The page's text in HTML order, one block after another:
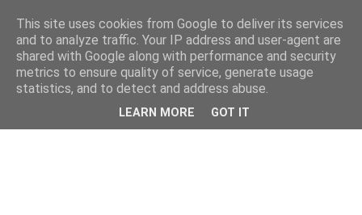
This site uses cookies from Google to deliver its services
and to analyze traffic. Your IP address and user-agent are
shared with Google along with performance and security
metrics to ensure quality of service, generate usage
statistics, and to detect and address abuse.
LEARN MORE GOT IT